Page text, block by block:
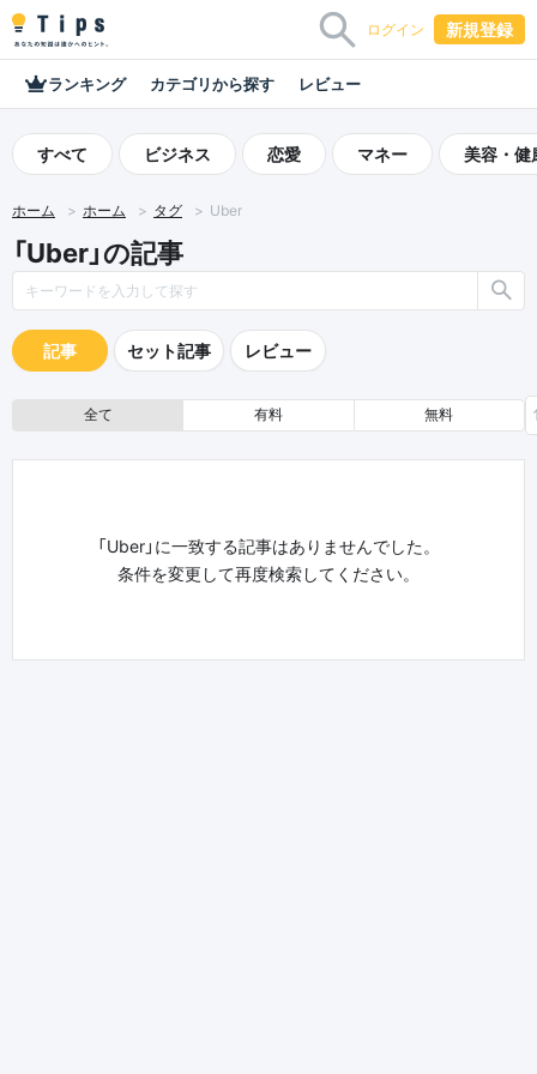
ログイン 新規登録
ランキング カテゴリから探す レビュー
すべて ビジネス 恋愛 マネー 美容・健
ホーム ホーム タグ Uber
「Uber」の記事
記事 セット記事 レビュー
全て 有料 無料
「Uber」に一致する記事はありませんでした。
条件を変更して再度検索してください。